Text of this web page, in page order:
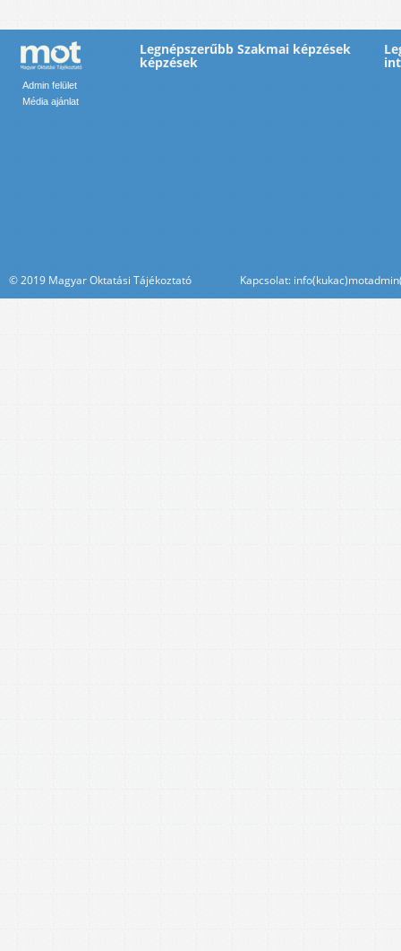
Admin felület
Média ajánlat
Legnépszerűbb Szakmai képzések
képzések
© 2019 Magyar Oktatási Tájékoztató Kapcsolat: